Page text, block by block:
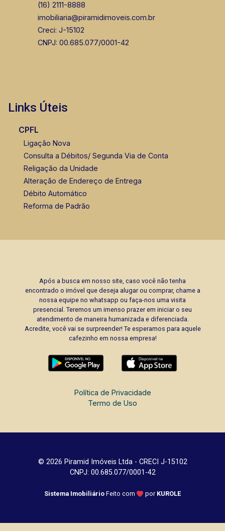
(16) 2111-8888
imobiliaria@piramidimoveis.com.br
Creci: J-15102
CNPJ: 00.685.077/0001-42
Links Úteis
CPFL
Ligação Nova
Consulta a Débitos/ Segunda Via de Conta
Religação da Unidade
Alteração de Endereço de Entrega
Débito Automático
Reforma de Padrão
Após a busca em nosso site, caso você não tenha
encontrado o imóvel que deseja alugar ou comprar, chame a
nossa equipe no whatsapp ou faça-nos uma visita
presencial. Teremos um imenso prazer em iniciar o seu
atendimento de maneira humanizada e diferenciada.
Acredite, você vai se surpreender! Te esperamos para aquele
cafezinho em nossa empresa!
Política de Privacidade
Termo de Uso
© 2026 Piramid Imóveis Ltda - CRECI J-15102
CNPJ: 00.685.077/0001-42
Sistema Imobiliário Feito com por KUROLE